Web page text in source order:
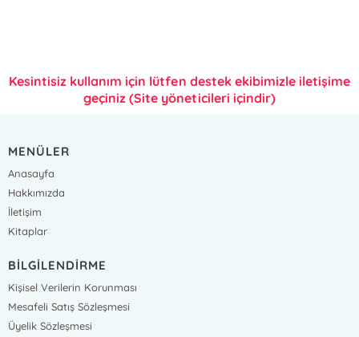
Kesintisiz kullanım için lütfen destek ekibimizle iletişime
geçiniz (Site yöneticileri içindir)
MENÜLER
Anasayfa
Hakkımızda
İletişim
Kitaplar
BİLGİLENDİRME
Kişisel Verilerin Korunması
Mesafeli Satış Sözleşmesi
Üyelik Sözleşmesi